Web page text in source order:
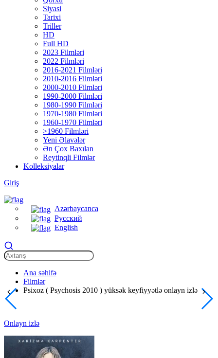
Siyasi
Tarixi
Triller
HD
Full HD
2023 Filmləri
2022 Filmləri
2016-2021 Filmləri
2010-2016 Filmləri
2000-2010 Filmləri
1990-2000 Filmləri
1980-1990 Filmləri
1970-1980 Filmləri
1960-1970 Filmləri
>1960 Filmləri
Yeni Əlavələr
Ən Çox Baxılan
Reytinqli Filmlər
Kolleksiyalar
Giriş
Azərbaycanca
Русский
English
Ana səhifə
Filmlər
Psixoz ( Psychosis 2010 ) yüksək keyfiyyətlə onlayn izlə
Onlayn izlə